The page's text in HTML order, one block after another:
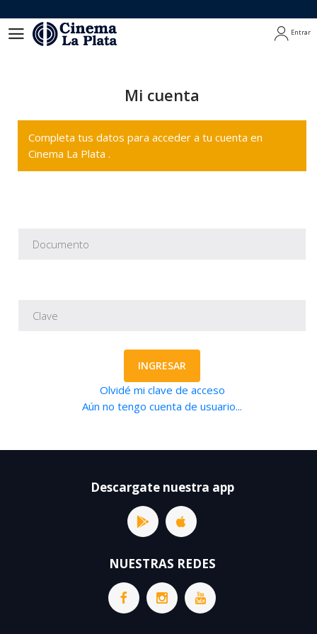
Entrar
Mi cuenta
Completa tus datos para acceder a tu cuenta en
Cinema La Plata .
INGRESAR
Olvidé mi clave de acceso
Aún no tengo cuenta de usuario...
Descargate nuestra app
NUESTRAS REDES